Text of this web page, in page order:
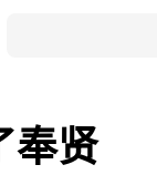
奉贤